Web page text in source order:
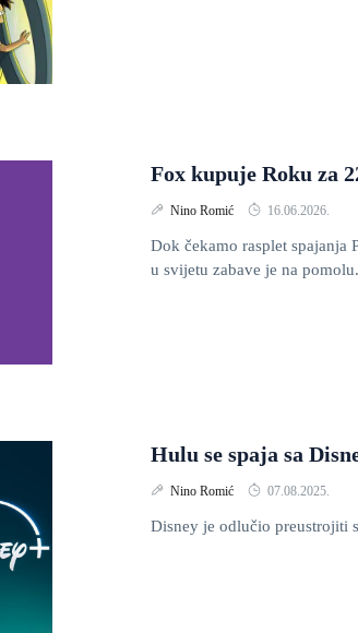
Fox kupuje Roku za
Nino Romić 16.06.2026.
Dok čekamo rasplet spajanja
u svijetu zabave je na pomolu.
Hulu se spaja sa
Nino Romić 07.08.2025.
Disney je odlučio preustrojiti